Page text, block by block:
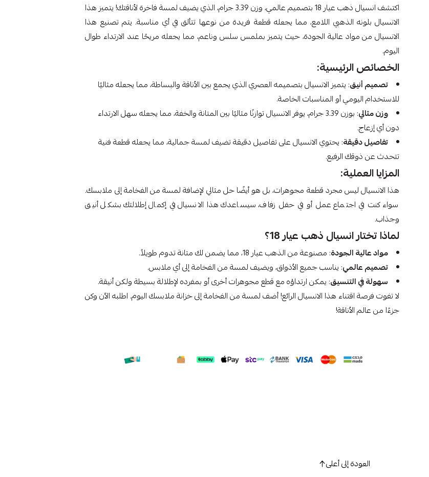
اكتشف انسيال ذهب عيار 18 بتصميم عالمي، وزن 3.39 جرام، الذي يضيف لمسة فاخرة لأناقتك! يتميز هذا
الانسيال بلونه الذهبي اللامع، مما يجعله قطعة فريدة من نوعها تتألق في أي مناسبة. يتم تصنيع هذا
الانسيال من مواد عالية الجودة، حيث يتميز بملمس سلس وناعم، مما يجعله مريحًا عند الارتداء طوال
اليوم.
الخصائص الرئيسية:
تصميم أنيق: يتميز الانسيال بتصميمه العصري الذي يجمع بين الأناقة والبساطة، مما يجعله مثاليًا
للاستخدام اليومي أو المناسبات الخاصة.
وزن مثالي
: بوزن 3.39 جرام، يوفر الانسيال توازنًا مثاليًا بين المتانة والخفة، مما يجعله سهل الارتداء
دون أي إزعاج.
تفاصيل دقيقة: يحتوي الانسيال على تفاصيل دقيقة تضيف لمسة جمالية، مما يجعله قطعة فنية
تتحدث عن ذوقك الرفيع.
المزايا العملية:
هذا الانسيال ليس مجرد قطعة مجوهرات، بل هو أيضًا حل مثالي لإضافة لمسة من الفخامة إلى ملابسك.
سواء كنت في اجتماع عمل أو في حفل زفاف، سيساعدك هذا الانسيال في إكمال إطلالتك بشكل أنيق
وجذاب.
لماذا تختار انسيال ذهب عيار 18؟
مواد عالية الجودة: مصنوعة من الذهب عيار 18، مما يضمن لك متانة تدوم طويلاً.
تصميم عالمي: يناسب جميع الأذواق، ويضيف لمسة من الفخامة إلى أي ملابس.
سهولة في التنسيق: يمكن ارتداؤه مع قطع مجوهرات أخرى أو بمفرده لإطلالة بسيطة ولكن أنيقة.
لا تفوت فرصة اقتناء هذا الانسيال الرائع! أضف لمسة من الفخامة إلى خزانة ملابسك اليوم. اطلبه الآن وكن
جزءًا من عالم الأناقة!
العودة إلى أعلى